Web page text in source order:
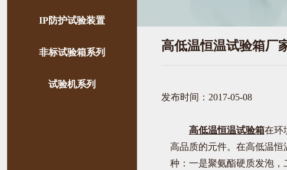
IP防护试验装置
非标试验箱系列
试验机系列
高低温恒温试验箱厂
发布时间：2017-05-08
高低温恒温试验箱在环
高品质的元件。在高低温
种：一是聚氨酯硬质发泡，